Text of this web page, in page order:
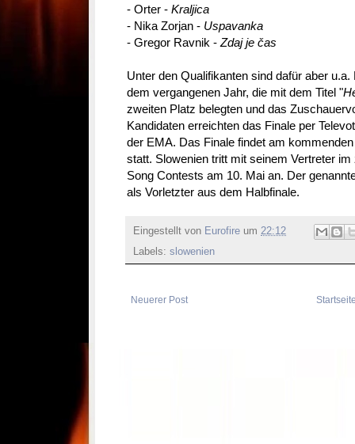
- Orter - Kraljica
- Nika Zorjan - Uspavanka
- Gregor Ravnik - Zdaj je čas
Unter den Qualifikanten sind dafür aber
dem vergangenen Jahr, die mit dem Titel "
zweiten Platz belegten und das
Kandidaten erreichten das Finale per
der EMA. Das Finale findet am
statt. Slowenien tritt mit seinem Vertreter
Song Contests am 10. Mai an. Der
als Vorletzter aus dem Halbfinale.
Eingestellt von Eurofire um 22:12
Labels: slowenien
Neuerer Post